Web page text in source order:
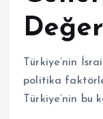
Türkiye’nin
politika
Türkiye’nin bu